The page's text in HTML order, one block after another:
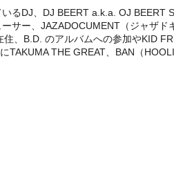
DJ、DJ BEERT a.k.a. OJ BEERT
サー、JAZADOCUMENT（ジャザ
、B.D. のアルバムへの参加やKID
THE GREAT、BAN（